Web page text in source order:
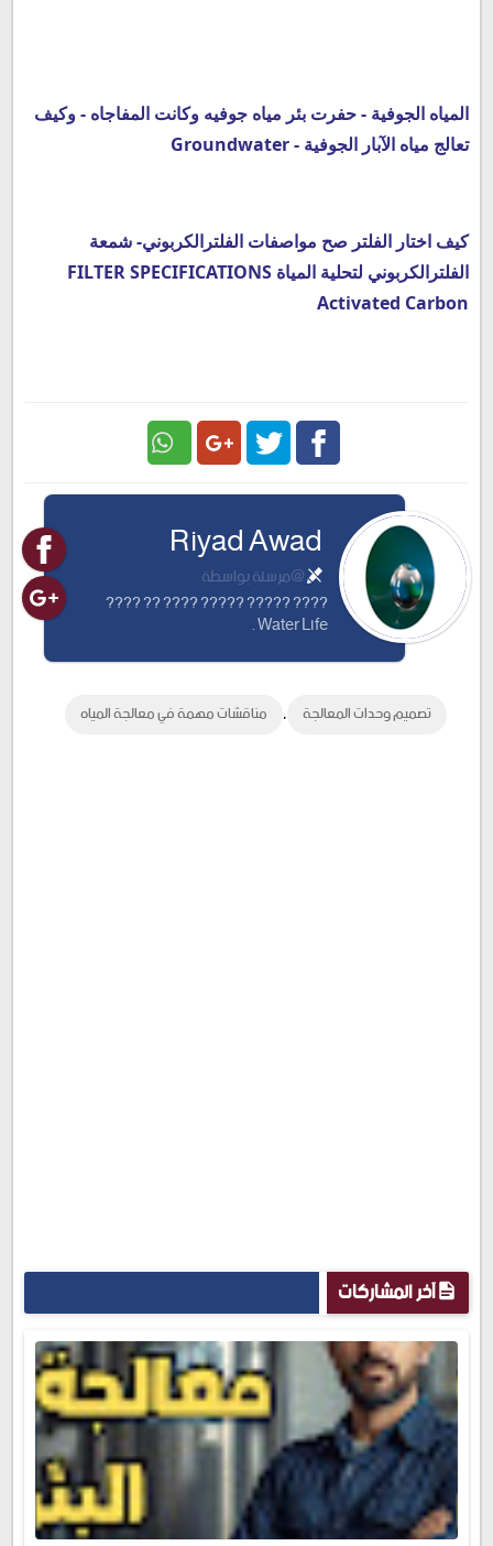
المياه الجوفية - حفرت بئر مياه جوفيه وكانت المفاجاه - وكيف
تعالج مياه الآبار الجوفية - Groundwater
كيف اختار الفلتر صح مواصفات الفلترالكربوني- شمعة
الفلترالكربوني لتحلية المياة FILTER SPECIFICATIONS
Activated Carbon
Plus
Riyad Awad
@مرسلة بواسطة
???? ????? ????? ???? ?? ????
Water Life .
تصميم وحدات المعالجة , مناقشات مهمة في معالجة المياه
آخر المشاركات